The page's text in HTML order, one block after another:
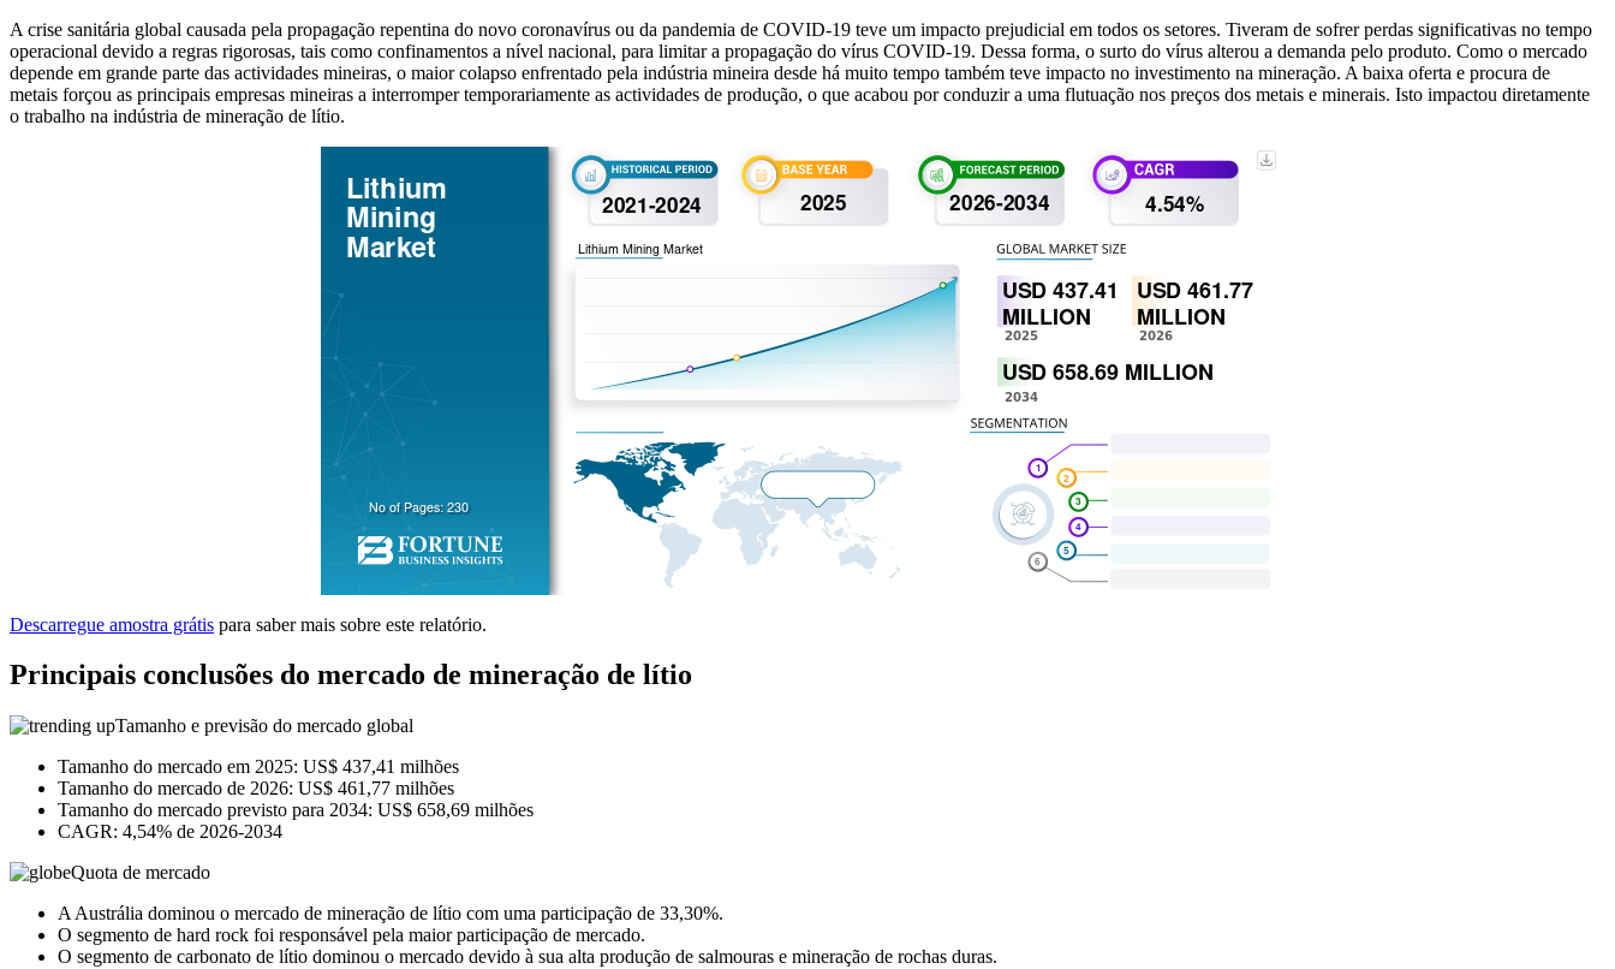
A crise sanitária global causada pela propagação repentina do novo coronavírus ou da pandemia de COVID-19 teve um impacto prejudicial em todos os setores. Tiveram de sofrer perdas significativas no tempo
operacional devido a regras rigorosas, tais como confinamentos a nível nacional, para limitar a propagação do vírus COVID-19. Dessa forma, o surto do vírus alterou a demanda pelo produto. Como o mercado
depende em grande parte das actividades mineiras, o maior colapso enfrentado pela indústria mineira desde há muito tempo também teve impacto no investimento na mineração. A baixa oferta e procura de
metais forçou as principais empresas mineiras a interromper temporariamente as actividades de produção, o que acabou por conduzir a uma flutuação nos preços dos metais e minerais. Isto impactou diretamente
o trabalho na indústria de mineração de lítio.
Descarregue amostra grátis para saber mais sobre este relatório.
Principais conclusões do mercado de mineração de lítio
Tamanho e previsão do mercado global
Tamanho do mercado em 2025: US$ 437,41 milhões
Tamanho do mercado de 2026: US$ 461,77 milhões
Tamanho do mercado previsto para 2034: US$ 658,69 milhões
CAGR: 4,54% de 2026-2034
Quota de mercado
A Austrália dominou o mercado de mineração de lítio com uma participação de 33,30%.
O segmento de hard rock foi responsável pela maior participação de mercado.
O segmento de carbonato de lítio dominou o mercado devido à sua alta produção de salmouras e mineração de rochas duras.